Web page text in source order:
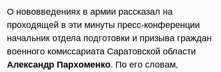
О нововведениях в армии рассказал на
проходящей в эти минуты пресс-конференции
начальник отдела подготовки и призыва граждан
военного комиссариата Саратовской области
Александр Пархоменко. По его словам,